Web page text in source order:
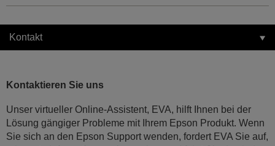
Kontakt
Kontaktieren Sie uns
Unser virtueller Online-Assistent, EVA, hilft Ihnen bei der
Lösung gängiger Probleme mit Ihrem Epson Produkt. Wenn
Sie sich an den Epson Support wenden, fordert EVA Sie auf,